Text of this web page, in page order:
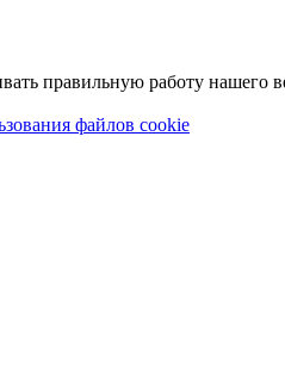
правильную работу нашего
файлов cookie